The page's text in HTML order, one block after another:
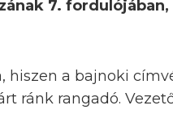
7.
a bajnoki
ránk rangadó.